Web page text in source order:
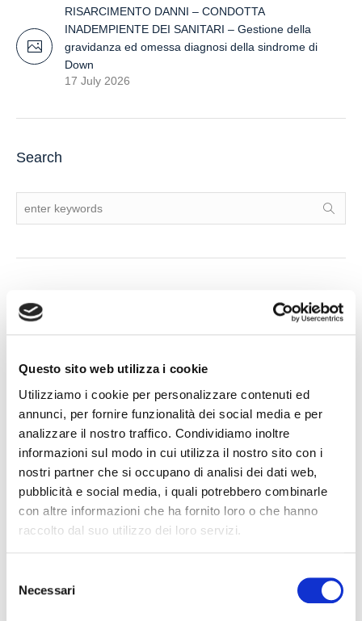
Questo sito web utilizza i cookie
Utilizziamo i cookie per personalizzare contenuti ed
annunci, per fornire funzionalità dei social media e per
analizzare il nostro traffico. Condividiamo inoltre
informazioni sul modo in cui utilizza il nostro sito con i
nostri partner che si occupano di analisi dei dati web,
pubblicità e social media, i quali potrebbero combinarle
con altre informazioni che ha fornito loro o che hanno
raccolto dal suo utilizzo dei loro servizi.
delNecessari
RISARCIMENTO DANNI – CONDOTTA
INADEMPIENTE DEI SANITARI – Gestione della
gravidanza ed omessa diagnosi della sindrome di
Down
17 July 2026
Search
APERTURA DI NUOVI RAPPORTI BANCARI
RISTRUTTURAZIONE DEI DEBITI DEL CONSUMATORE
ANCHE PER L’IMPRENDITORE CESSATO CHE INTENDA
RISTRUTTURARE DEBITI DERIVANTI DALLA
PRECEDENTE ATTIVITA’
RISARCIMENTO DANNI – CONDOTTA INADEMPIENTE DEI
SANITARI – Gestione della gravidanza ed omessa diagnosi
TRA OBBLIGAZIONE NATURALE E ARRICCHIMENTO